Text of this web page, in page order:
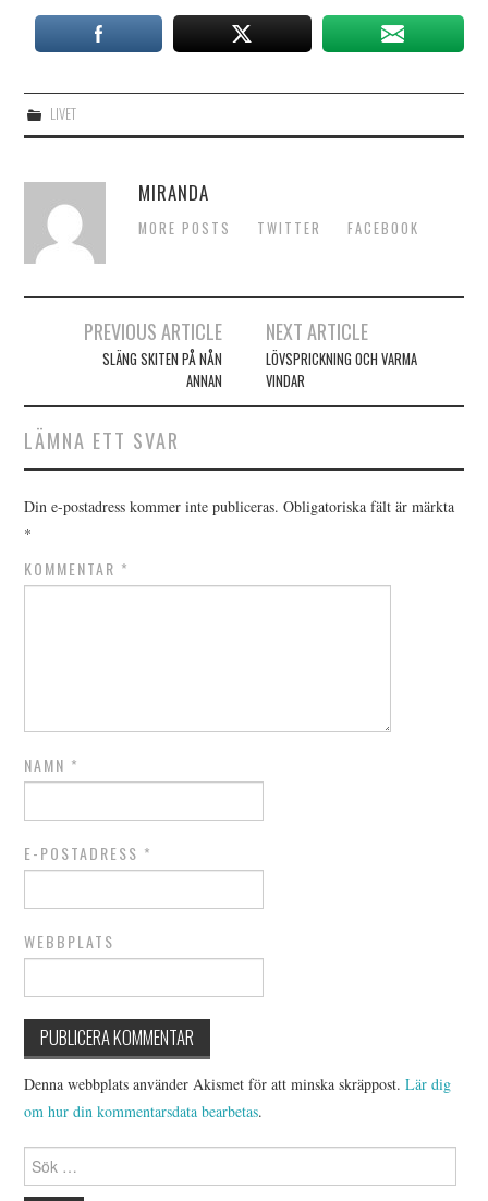
LIVET
MIRANDA
MORE POSTS TWITTER FACEBOOK
Inläggsnavigering
PREVIOUS ARTICLE
SLÄNG SKITEN PÅ NÅN
ANNAN
NEXT ARTICLE
LÖVSPRICKNING OCH VARMA
VINDAR
LÄMNA ETT SVAR
Din e-postadress kommer inte publiceras. Obligatoriska fält är märkta
*
KOMMENTAR *
NAMN *
E-POSTADRESS *
WEBBPLATS
Denna webbplats använder Akismet för att minska skräppost.Lär dig
om hur din kommentarsdata bearbetas.
efter: